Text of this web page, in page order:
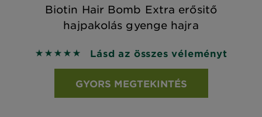
Biotin Hair Bomb Extra erősitő
hajpakolás gyenge hajra
5 out of 5 stars based on reviews
Lásd az összes véleményt
GYORS MEGTEKINTÉS